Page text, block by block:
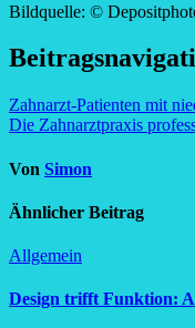
Bildquelle: ©
Zahnarzt-Patienten mit
Die Zahnarztpraxis
Von Simon
Ähnlicher Beitrag
Allgemein
Design trifft Funktion: